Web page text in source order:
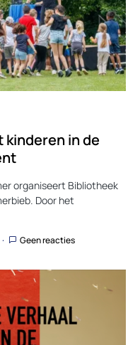
kinderen in de
organiseert Bibliotheek
Door het
Geen reacties